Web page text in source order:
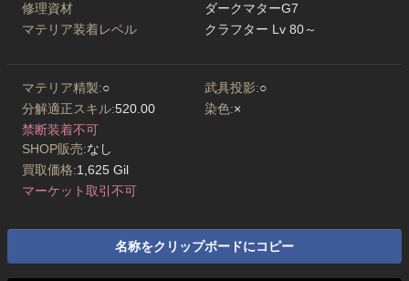
修理資材
ダークマターG7
マテリア装着レベル
クラフター Lv 80～
マテリア精製:○ 武具投影:○
分解適正スキル:520.00 染色:×
禁断装着不可
SHOP販売:なし
買取価格:1,625 Gil
マーケット取引不可
名称をクリップボードにコピー